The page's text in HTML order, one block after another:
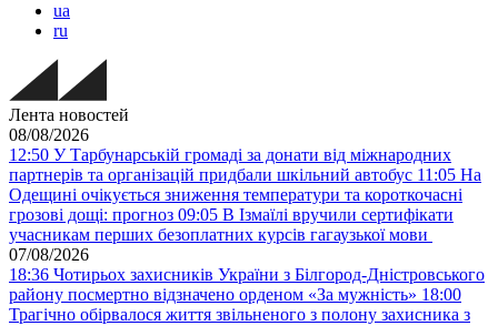
ua
ru
Лента новостей
08/08/2026
12:50 У Тарбунарській громаді за донати від міжнародних
партнерів та організацій придбали шкільний автобус 11:05 На
Одещині очікується зниження температури та короткочасні
грозові дощі: прогноз 09:05 В Ізмаїлі вручили сертифікати
учасникам перших безоплатних курсів гагаузької мови
07/08/2026
18:36 Чотирьох захисників України з Білгород-Дністровського
району посмертно відзначено орденом «За мужність» 18:00
Трагічно обірвалося життя звільненого з полону захисника з